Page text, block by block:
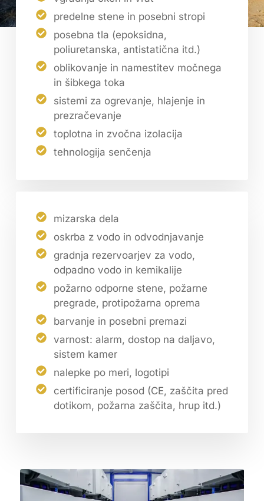
predelne stene in posebni stropi
posebna tla (epoksidna,
poliuretanska, antistatična itd.)
oblikovanje in namestitev močnega
in šibkega toka
sistemi za ogrevanje, hlajenje in
prezračevanje
toplotna in zvočna izolacija
tehnologija senčenja
mizarska dela
oskrba z vodo in odvodnjavanje
gradnja rezervoarjev za vodo,
odpadno vodo in kemikalije
požarno odporne stene, požarne
pregrade, protipožarna oprema
barvanje in posebni premazi
varnost: alarm, dostop na daljavo,
sistem kamer
nalepke po meri, logotipi
certificiranje posod (CE, zaščita pred
dotikom, požarna zaščita, hrup itd.)